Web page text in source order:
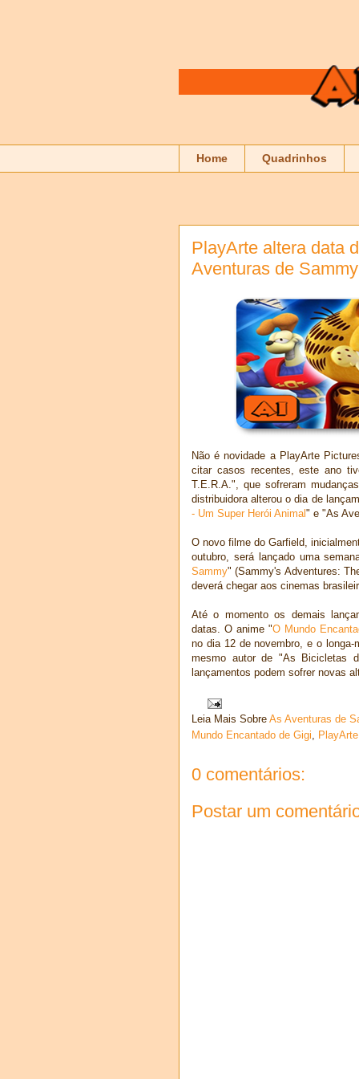
Home Quadrinhos
PlayArte altera data
Aventuras de Sammy
Não é novidade a PlayArte
citar casos recentes, este ano
T.E.R.A.", que sofreram
distribuidora alterou o dia de
- Um Super Herói Animal " e "As
O novo filme do Garfield,
outubro, será lançado uma
Sammy" (Sammy's Adventures:
deverá chegar aos cinemas
Até o momento os demais
datas. O anime "O Mundo
no dia 12 de novembro, e o longa-
mesmo autor de "As Bicicletas
lançamentos podem sofrer novas
Leia Mais Sobre As Aventuras de
Mundo Encantado de Gigi, PlayArte
0 comentários:
Postar um